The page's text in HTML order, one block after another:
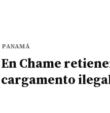
PANAMÁ
En Chame
cargamento